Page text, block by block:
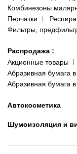
Комбинезоны
Перчатки
Фильтры,
Распродажа :
Акционные товары
Абразивная бумага в
Абразивная бумага в
Автокосметика
Шумоизоляция и